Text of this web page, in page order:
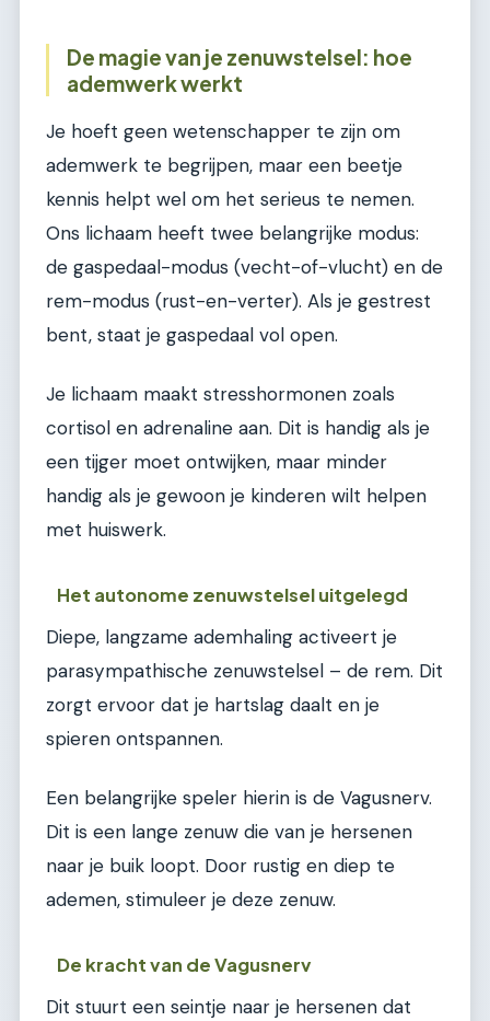
De magie van je zenuwstelsel: hoe
ademwerk werkt
Je hoeft geen wetenschapper te zijn om
ademwerk te begrijpen, maar een beetje
kennis helpt wel om het serieus te nemen.
Ons lichaam heeft twee belangrijke modus:
de gaspedaal-modus (vecht-of-vlucht) en de
rem-modus (rust-en-verter). Als je gestrest
bent, staat je gaspedaal vol open.
Je lichaam maakt stresshormonen zoals
cortisol en adrenaline aan. Dit is handig als je
een tijger moet ontwijken, maar minder
handig als je gewoon je kinderen wilt helpen
met huiswerk.
Het autonome zenuwstelsel uitgelegd
Diepe, langzame ademhaling activeert je
parasympathische zenuwstelsel – de rem. Dit
zorgt ervoor dat je hartslag daalt en je
spieren ontspannen.
Een belangrijke speler hierin is de Vagusnerv.
Dit is een lange zenuw die van je hersenen
naar je buik loopt. Door rustig en diep te
ademen, stimuleer je deze zenuw.
De kracht van de Vagusnerv
Dit stuurt een seintje naar je hersenen dat